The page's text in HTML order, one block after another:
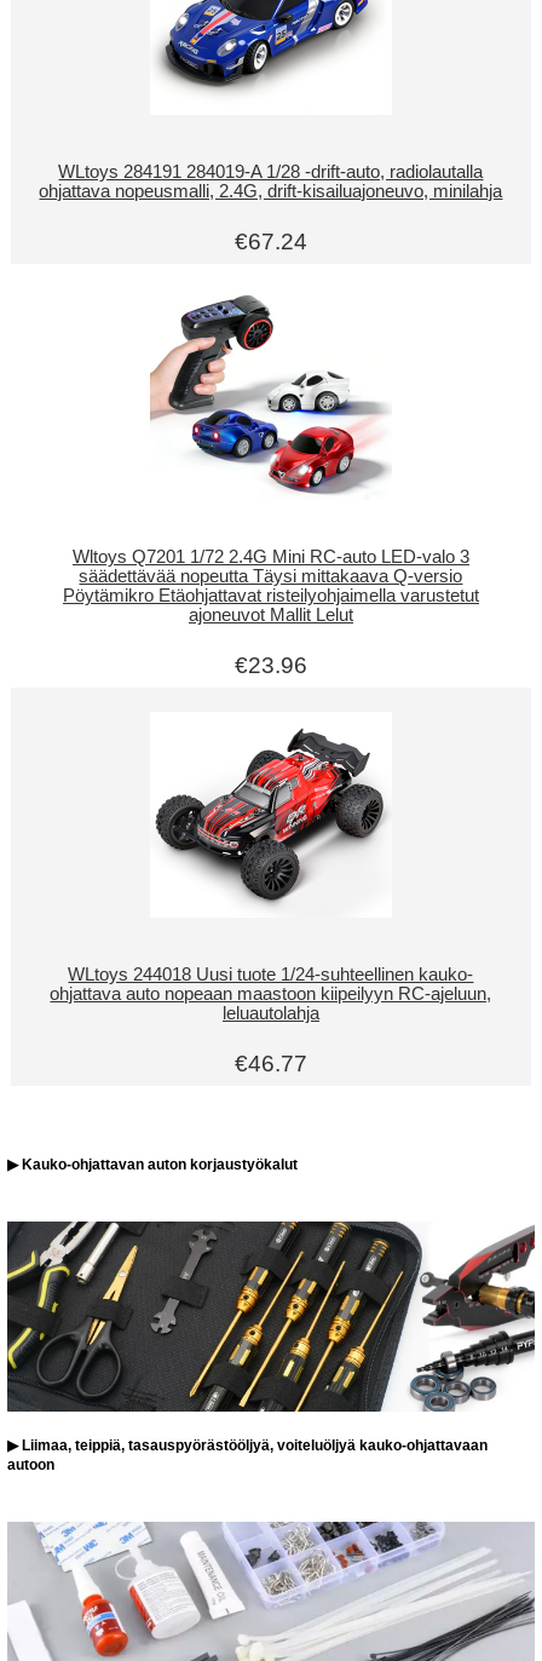
WLtoys 284191 284019-A 1/28 -drift-auto, radiolautalla
ohjattava nopeusmalli, 2.4G, drift-kisailuajoneuvo, minilahja
€67.24
Wltoys Q7201 1/72 2.4G Mini RC-auto LED-valo 3
säädettävää nopeutta Täysi mittakaava Q-versio
Pöytämikro Etäohjattavat risteilyohjaimella varustetut
ajoneuvot Mallit Lelut
€23.96
WLtoys 244018 Uusi tuote 1/24-suhteellinen kauko-
ohjattava auto nopeaan maastoon kiipeilyyn RC-ajeluun,
leluautolahja
€46.77
▶ Kauko-ohjattavan auton korjaustyökalut
▶ Liimaa, teippiä, tasauspyörästööljyä, voiteluöljyä kauko-ohjattavaan
autoon